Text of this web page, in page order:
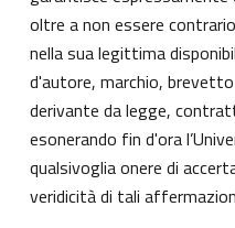
oltre a non essere
nella sua legittima
d'autore, marchio,
derivante da legge,
esonerando fin d'ora
qualsivoglia onere di
veridicità di tali